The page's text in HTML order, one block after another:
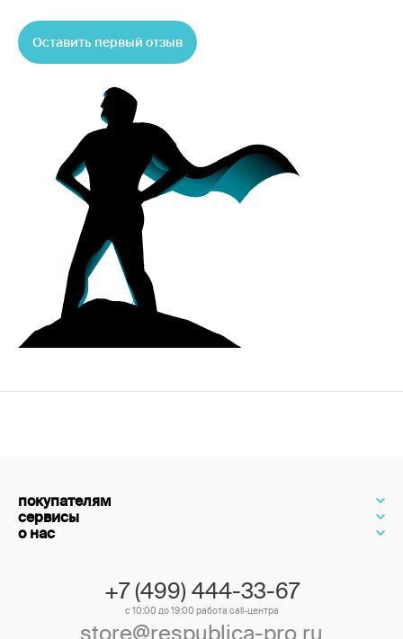
Оставить первый отзыв
покупателям
сервисы
о нас
+7 (499) 444-33-67
с 10:00 до 19:00 работа call-центра
store@respublica-pro.ru